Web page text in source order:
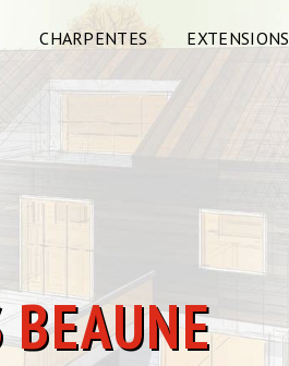
CHARPENTES EXTENSIONS
BEAUNE